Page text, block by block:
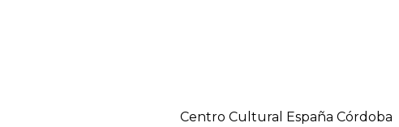
Centro Cultural España Córdoba